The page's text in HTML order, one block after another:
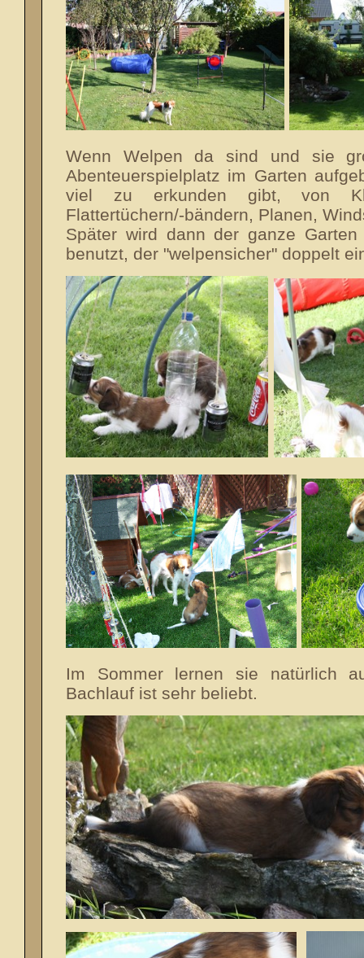
Wenn Welpen da sind und sie
Abenteuerspielplatz im Garten
viel zu erkunden gibt, von
Flattertüchern/-bändern, Planen,
Später wird dann der ganze
benutzt, der "welpensicher" doppelt
Im Sommer lernen sie natürlich
Bachlauf ist sehr beliebt.